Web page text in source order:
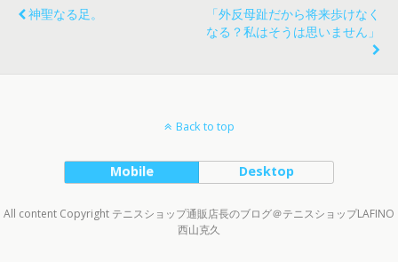
神聖なる足。
「外反母趾だから将来歩けなく
なる？私はそうは思いません」
Back to top
Mobile Desktop
All content Copyright テニスショップ通販店長のブログ＠テニスショップLAFINO
西山克久